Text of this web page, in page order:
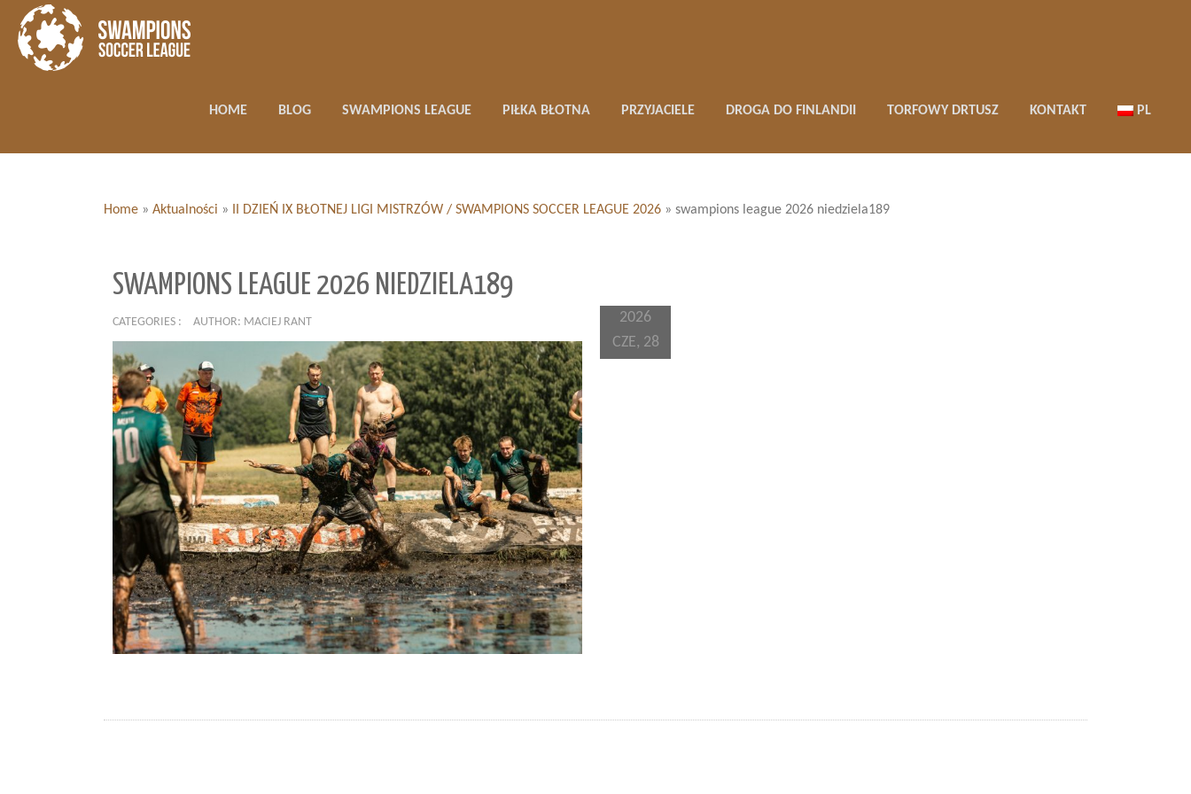
HOME BLOG SWAMPIONS LEAGUE PIŁKA BŁOTNA PRZYJACIELE DROGA DO FINLANDII TORFOWY DRTUSZ KONTAKT PL
Home » Aktualności » II DZIEŃ IX BŁOTNEJ LIGI MISTRZÓW / SWAMPIONS SOCCER LEAGUE 2026 » swampions league 2026 niedziela189
SWAMPIONS LEAGUE 2026 NIEDZIELA189
CATEGORIES : AUTHOR: MACIEJ RANT
2026
CZE, 28